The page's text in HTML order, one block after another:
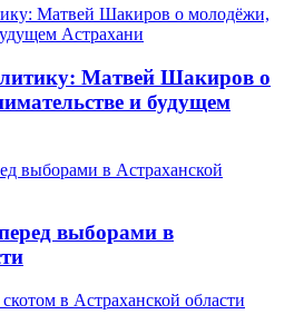
Матвей Шакиров о
и будущем
выборами в